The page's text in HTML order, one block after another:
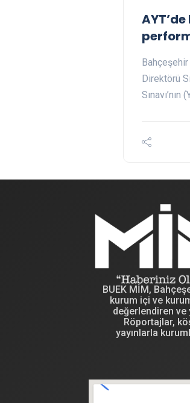
Direktörü
BUEK MİM,
kurum içi ve
değerlendiren ve
Röportajlar,
yayınlarla